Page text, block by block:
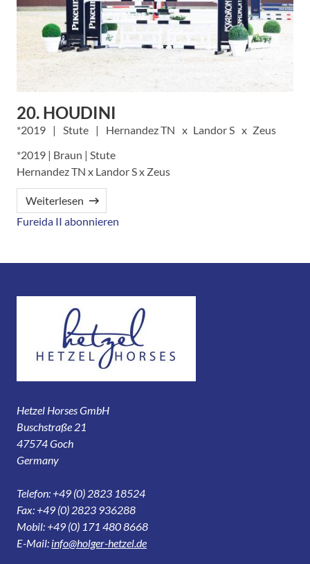
20. HOUDINI
2019 Stute Hernandez TN Landor S
Zeus
*2019 | Braun | Stute
Hernandez TN x Landor S x Zeus
Weiterlesen
Fureida II abonnieren
Hetzel Horses GmbH
Buschstraße 21
47574 Goch
Germany
Telefon: +49 (0) 2823 18524
Fax: +49 (0) 2823 936288
Mobil: +49 (0) 171 480 8668
E-Mail: info@holger-hetzel.de